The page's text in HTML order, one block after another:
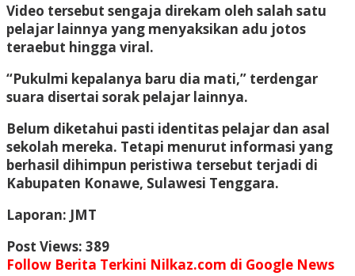
Video tersebut sengaja direkam oleh salah satu
pelajar lainnya yang menyaksikan adu jotos
teraebut hingga viral.
“Pukulmi kepalanya baru dia mati,” terdengar
suara disertai sorak pelajar lainnya.
Belum diketahui pasti identitas pelajar dan asal
sekolah mereka. Tetapi menurut informasi yang
berhasil dihimpun peristiwa tersebut terjadi di
Kabupaten Konawe, Sulawesi Tenggara.
Laporan: JMT
Post Views: 389
Follow Berita Terkini Nilkaz.com di Google News